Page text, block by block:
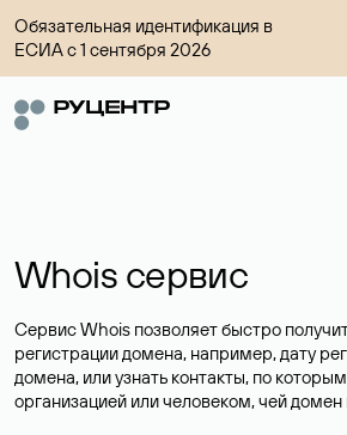
Обязательная идентификация в
ЕСИА с 1 сентября 2026
Whois сервис
Сервис Whois позволяет быстро
регистрации домена, например, дату
домена, или узнать контакты, по
организацией или человеком, чей